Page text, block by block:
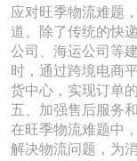
应对旺季物流难题
道。除了传统的快
公司、海运公司等
时，通过跨境电商
货中心，实现订单
五、加强售后服务
在旺季物流难题中
解决物流问题，为